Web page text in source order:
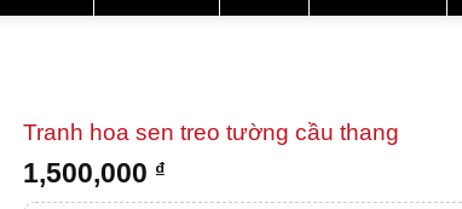
Tranh hoa sen treo tường cầu thang
1,500,000 ₫